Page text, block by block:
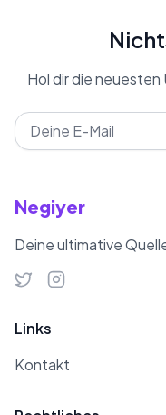
Hol dir die
Negiyer
Deine ultimative
Links
Kontakt